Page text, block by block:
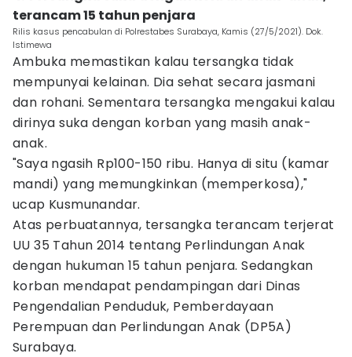
terancam 15 tahun penjara
Rilis kasus pencabulan di Polrestabes Surabaya, Kamis (27/5/2021). Dok.
Istimewa
Ambuka memastikan kalau tersangka tidak
mempunyai kelainan. Dia sehat secara jasmani
dan rohani. Sementara tersangka mengakui kalau
dirinya suka dengan korban yang masih anak-
anak.
"Saya ngasih Rp100-150 ribu. Hanya di situ (kamar
mandi) yang memungkinkan (memperkosa),"
ucap Kusmunandar.
Atas perbuatannya, tersangka terancam terjerat
UU 35 Tahun 2014 tentang Perlindungan Anak
dengan hukuman 15 tahun penjara. Sedangkan
korban mendapat pendampingan dari Dinas
Pengendalian Penduduk, Pemberdayaan
Perempuan dan Perlindungan Anak (DP5A)
Surabaya.